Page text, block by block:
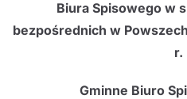
Biura Spisowego w
bezpośrednich w
r.
Gminne Biuro